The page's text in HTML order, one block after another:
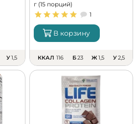
У1,5
г (15 порций)
1
В корзину
ККАЛ 116 Б23 Ж1,5 У2,5